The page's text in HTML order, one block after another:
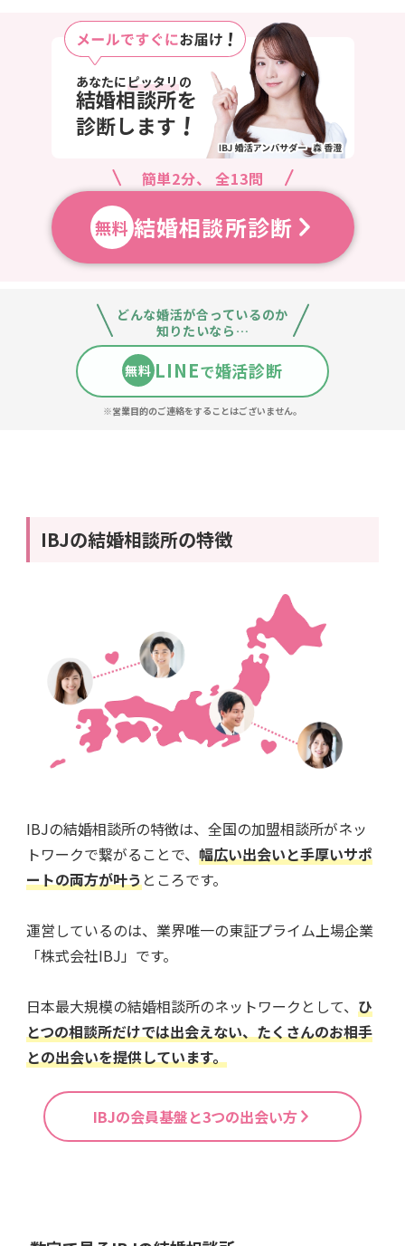
あなたにピッタリの
結婚相談所を
診断します !
簡単2分、 全13問
無料 結婚相談所診断
どんな婚活が合っているのか
知りたいなら…
無料LINEで婚活診断
※営業目的のご連絡をすることはございません。
IBJの結婚相談所の特徴
IBJの結婚相談所の特徴は、全国の加盟相談所がネッ
トワークで繋がることで、 幅広い出会いと手厚いサポ
ートの両方が叶う ところです。
運営しているのは、業界唯一の東証プライム上場企業
「株式会社IBJ」です。
日本最大規模の結婚相談所のネットワークとして、 ひ
とつの相談所だけでは出会えない、たくさんのお相手
との出会いを提供しています。
IBJの会員基盤と3つの出会い方